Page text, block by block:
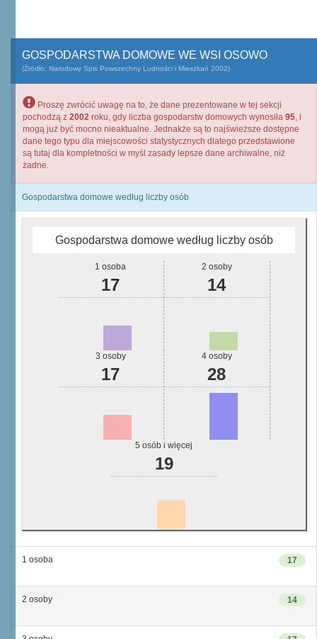
GOSPODARSTWA DOMOWE WE WSI OSOWO
(Źródło: Narodowy Spis Powszechny Ludności i Mieszkań 2002)
Proszę zwrócić uwagę na to, że dane prezentowane w tej sekcji
pochodzą z 2002 roku, gdy liczba gospodarstw domowych wynosiła 95, i
mogą już być mocno nieaktualne. Jednakże są to najświeższe dostępne
dane tego typu dla miejscowości statystycznych dlatego przedstawione
są tutaj dla kompletności w myśl zasady lepsze dane archiwalne, niż
żadne.
Gospodarstwa domowe według liczby osób
Gospodarstwa domowe według liczby osób
1 osoba
17
2 osoby
14
3 osoby
17
4 osoby
28
5 osób i więcej
19
17
1 osoba
14
2 osoby